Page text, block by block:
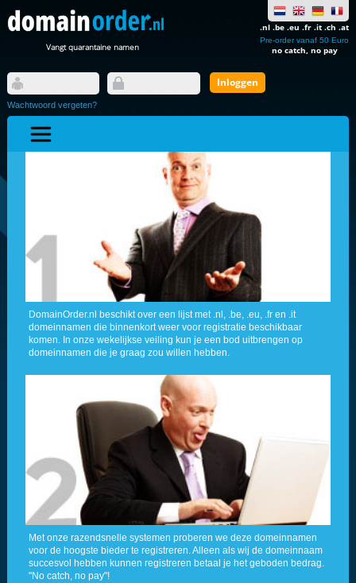
Vangt quarantaine namen
.nl .be .eu .fr .it .ch .at
Pre-order vanaf 50 Euro
no catch, no pay
Wachtwoord vergeten?
DomainOrder.nl beschikt over een lijst met .nl, .be, .eu, .fr en .it
domeinnamen die binnenkort weer voor registratie beschikbaar
komen. In onze wekelijkse veiling kun je een bod uitbrengen op
domeinnamen die je graag zou willen hebben.
Met onze razendsnelle systemen proberen we deze domeinnamen
voor de hoogste bieder te registreren. Alleen als wij de domeinnaam
succesvol hebben kunnen registreren betaal je het geboden bedrag.
"No catch, no pay"!